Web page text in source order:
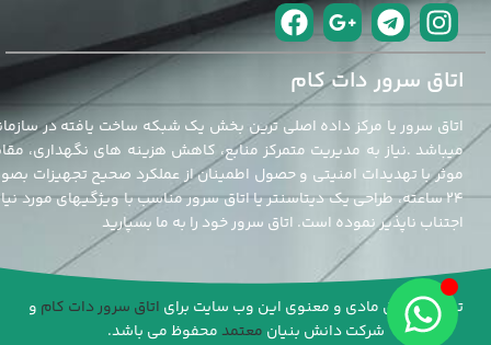
اتاق سرور دات کام
اتاق سرور یا مرکز داده اصلی ترین بخش یک شبکه ساخت یافته در
میباشد .نیاز به مدیریت متمرکز منابع، کاهش هزینه های نگهداری،
موثر با تهدیدات امنیتی و حصول اطمینان از عملکرد صحیح تجهیزات
24 ساعته، طراحی یک دیتاسنتر یا اتاق سرور مناسب با ویژگیهای مورد
اجتناب ناپذیر نموده است. اتاق سرور خود را به ما بسپارید
تمامی حقوق مادی و معنوی این وب سایت برای اتاق سرور دات کام و
شرکت دانش بنیان معتمد محفوظ می باشد.